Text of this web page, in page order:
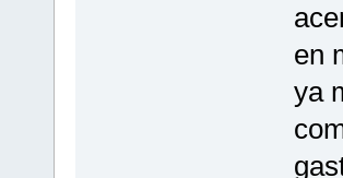
en
ya